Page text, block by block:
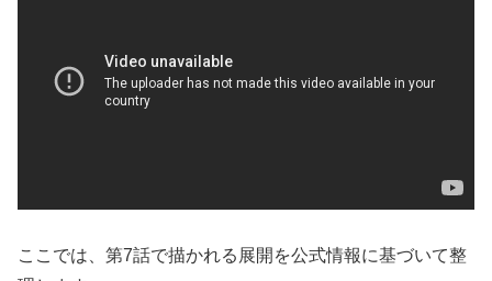
ここでは、第7話で描かれる展開を公式情報に基づいて整